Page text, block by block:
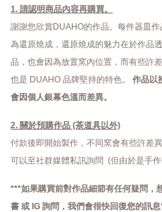
1. 請認明商品內容再購買。
謝謝您欣賞DUAHO的作品。每件器皿
為還原燒成，還原燒成的魅力在於作品
品，也會因為放置窯內位置，而有些許
也是 DUAHO 品牌堅持的特色。 作品以
會因個人銀幕色溫而差異。
2. 關於預購作品 (茶道具以外)
付款後即開始製作，不同窯會有些許差
可以至社群媒體私訊詢問 (但由於是手作
***如果購買前對作品細節有任何疑問，
書 或 IG 詢問， 我們會很快回復您的訊